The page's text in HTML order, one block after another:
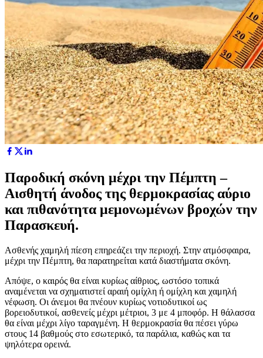
Παροδική σκόνη μέχρι την Πέμπτη –
Αισθητή άνοδος της θερμοκρασίας αύριο
και πιθανότητα μεμονωμένων βροχών την
Παρασκευή.
Ασθενής χαμηλή πίεση επηρεάζει την περιοχή. Στην ατμόσφαιρα,
μέχρι την Πέμπτη, θα παρατηρείται κατά διαστήματα σκόνη.
Απόψε, ο καιρός θα είναι κυρίως αίθριος, ωστόσο τοπικά
αναμένεται να σχηματιστεί αραιή ομίχλη ή ομίχλη και χαμηλή
νέφωση. Οι άνεμοι θα πνέουν κυρίως νοτιοδυτικοί ως
βορειοδυτικοί, ασθενείς μέχρι μέτριοι, 3 με 4 μποφόρ. Η θάλασσα
θα είναι μέχρι λίγο ταραγμένη. Η θερμοκρασία θα πέσει γύρω
στους 14 βαθμούς στο εσωτερικό, τα παράλια, καθώς και τα
ψηλότερα ορεινά.